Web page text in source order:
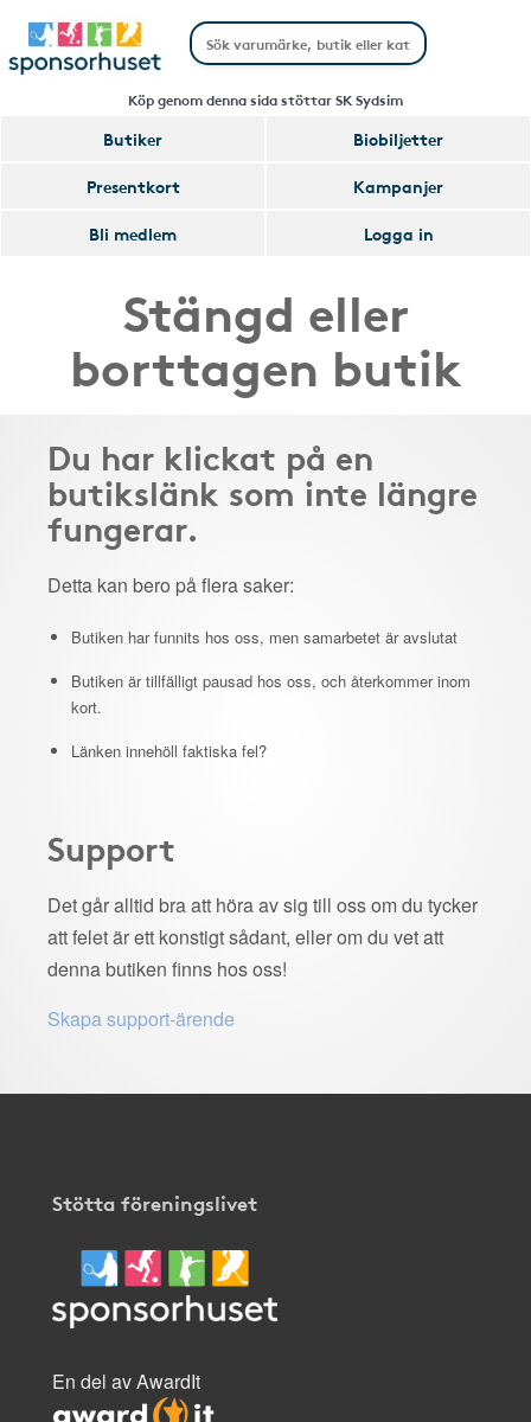
Köp genom denna sida stöttar SK Sydsim
Butiker
Biobiljetter
Presentkort
Kampanjer
Bli medlem
Logga in
Stängd eller
borttagen butik
Du har klickat på en
butikslänk som inte längre
fungerar.
Detta kan bero på flera saker:
Butiken har funnits hos oss, men samarbetet är avslutat
Butiken är tillfälligt pausad hos oss, och återkommer inom
kort.
Länken innehöll faktiska fel?
Support
Det går alltid bra att höra av sig till oss om du tycker
att felet är ett konstigt sådant, eller om du vet att
denna butiken finns hos oss!
Skapa support-ärende
Stötta föreningslivet
En del av AwardIt